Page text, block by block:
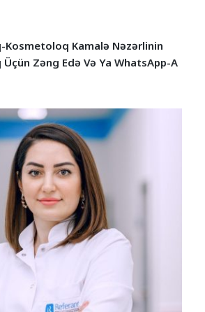
Kamalə Nəzərlinin
Üçün Zəng Edə Və Ya WhatsApp-A